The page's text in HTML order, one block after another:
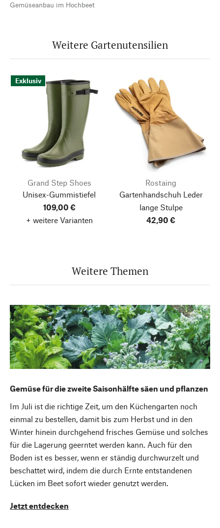
Gemüseanbau im Hochbeet
Weitere Gartenutensilien
Exklusiv
Grand Step Shoes
Unisex-Gummistiefel
109,00 €
+ weitere Varianten
Rostaing
Gartenhandschuh Leder
lange Stulpe
42,90 €
Weitere Themen
Gemüse für die zweite Saisonhälfte säen und pflanzen
Im Juli ist die richtige Zeit, um den Küchengarten noch
einmal zu bestellen, damit bis zum Herbst und in den
Winter hinein durchgehend frisches Gemüse und solches
für die Lagerung geerntet werden kann. Auch für den
Boden ist es besser, wenn er ständig durchwurzelt und
beschattet wird, indem die durch Ernte entstandenen
Lücken im Beet sofort wieder genutzt werden.
Jetzt entdecken